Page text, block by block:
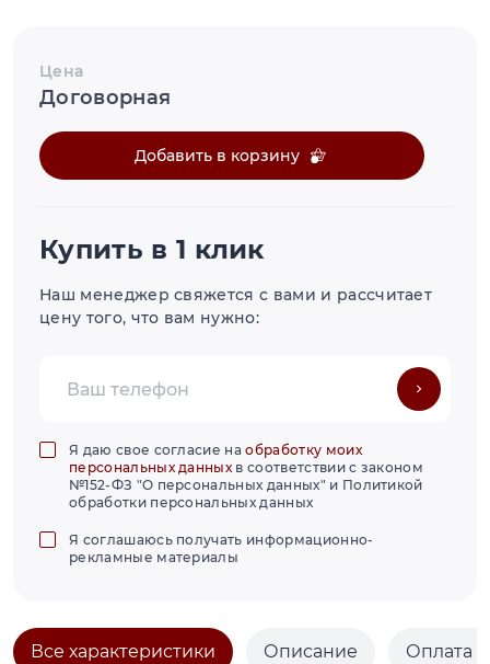
Цена
Договорная
Добавить в корзину
Купить в 1 клик
Наш менеджер свяжется с вами и рассчитает
цену того, что вам нужно:
Я даю свое согласие наобработку моих
персональных данныхв соответствии с законом
№152-ФЗ "О персональных данных" и Политикой
обработки персональных данных
Я соглашаюсь получать информационно-
рекламные материалы
Все характеристики Описание Оплата